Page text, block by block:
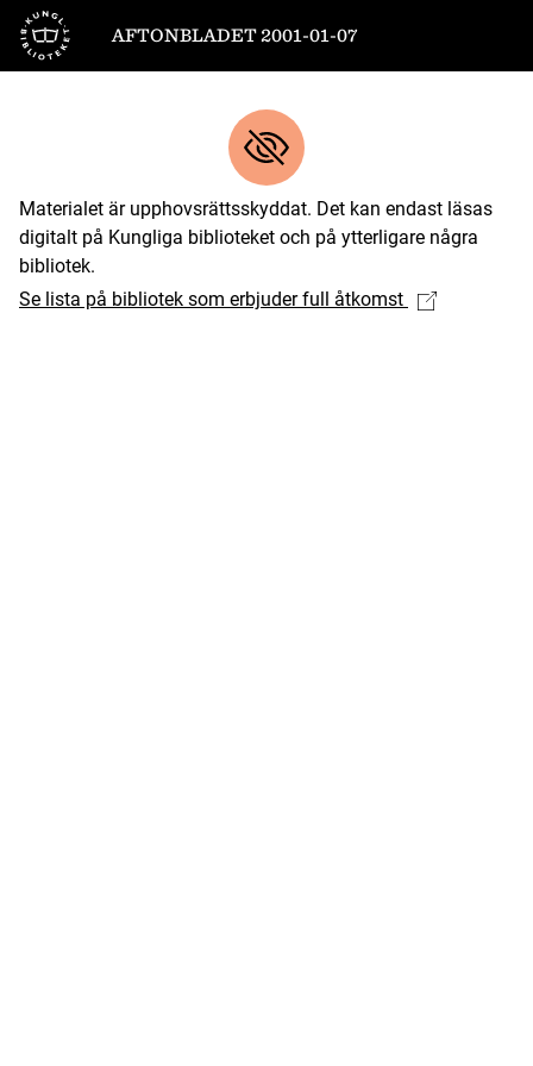
Till startsidan
AFTONBLADET 2001-01-07
Materialet är upphovsrättsskyddat. Det kan endast läsas
digitalt på Kungliga biblioteket och på ytterligare några
bibliotek.
Se lista på bibliotek som erbjuder full åtkomst